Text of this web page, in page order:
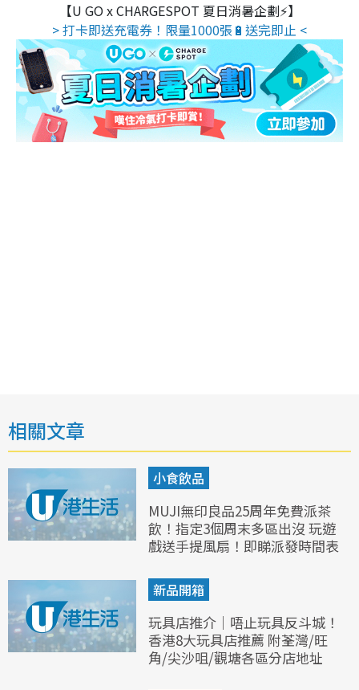
【U GO x CHARGESPOT 夏日消暑企劃⚡】
> 打卡即送充電券！限量1000張🔋送完即止 <
相關文章
小食飲品
MUJI無印良品25周年免費派茶
飲！指定3個周末多區出沒 玩遊
戲送手提風扇！即睇派發時間表
新品開箱
玩具店推介｜唔止玩具反斗城！
香港8大玩具店推薦 附荃灣/旺
角/尖沙咀/觀塘各區分店地址